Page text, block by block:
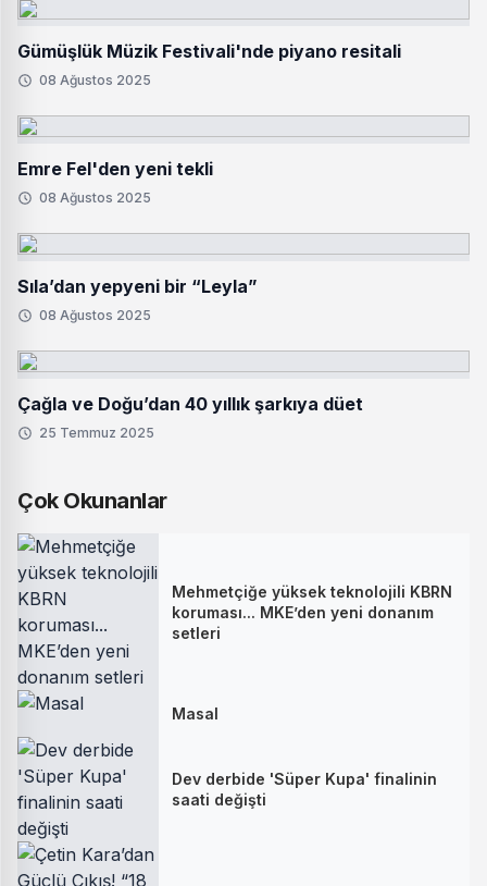
Gümüşlük Müzik Festivali'nde piyano resitali
08 Ağustos 2025
Emre Fel'den yeni tekli
08 Ağustos 2025
Sıla’dan yepyeni bir “Leyla”
08 Ağustos 2025
Çağla ve Doğu’dan 40 yıllık şarkıya düet
25 Temmuz 2025
Çok Okunanlar
Mehmetçiğe yüksek teknolojili KBRN
koruması... MKE’den yeni donanım
setleri
Masal
Dev derbide 'Süper Kupa' finalinin
saati değişti